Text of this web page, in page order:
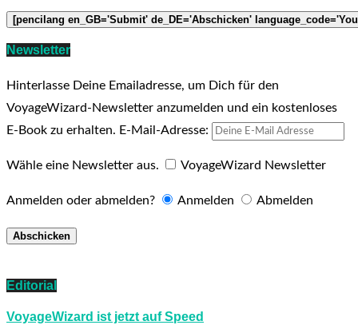
Newsletter
Hinterlasse Deine Emailadresse, um Dich für den
VoyageWizard-Newsletter anzumelden und ein kostenloses
E-Book zu erhalten. E-Mail-Adresse:
Wähle eine Newsletter aus. VoyageWizard Newsletter
Anmelden oder abmelden? Anmelden Abmelden
Editorial
VoyageWizard ist jetzt auf Speed